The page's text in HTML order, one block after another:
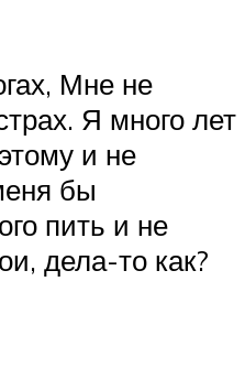
Мне не
Я много лет
и не
бы
пить и не
дела-то как?